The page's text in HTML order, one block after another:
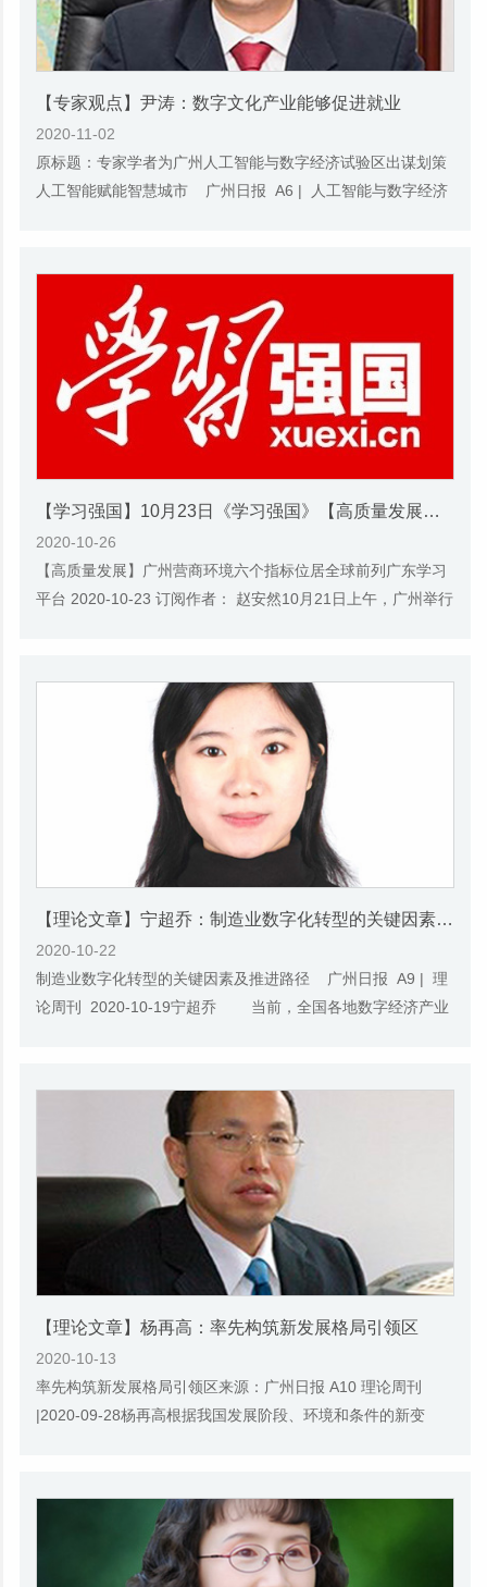
【专家观点】尹涛：数字文化产业能够促进就业
2020-11-02
原标题：专家学者为广州人工智能与数字经济试验区出谋划策
人工智能赋能智慧城市 广州日报 A6 | 人工智能与数字经济
【学习强国】10月23日《学习强国》【高质量发展】广州营商环境六个指标位居全球前列
2020-10-26
【高质量发展】广州营商环境六个指标位居全球前列广东学习
平台 2020-10-23 订阅作者： 赵安然10月21日上午，广州举行
【理论文章】宁超乔：制造业数字化转型的关键因素及推进路径
2020-10-22
制造业数字化转型的关键因素及推进路径 广州日报 A9 | 理
论周刊 2020-10-19宁超乔 当前，全国各地数字经济产业
【理论文章】杨再高：率先构筑新发展格局引领区
2020-10-13
率先构筑新发展格局引领区来源：广州日报 A10 理论周刊
|2020-09-28杨再高根据我国发展阶段、环境和条件的新变